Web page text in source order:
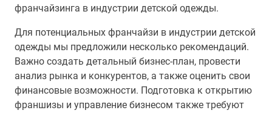
франчайзинга в индустрии детской одежды.
Для потенциальных франчайзи в индустрии детской
одежды мы предложили несколько рекомендаций.
Важно создать детальный бизнес-план, провести
анализ рынка и конкурентов, а также оценить свои
финансовые возможности. Подготовка к открытию
франшизы и управление бизнесом также требуют